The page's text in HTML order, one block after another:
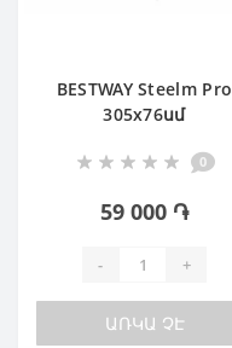
BESTWAY Steelm Pro
305х76սմ
0
59 000 ֏
- +
ԱՌԿԱ ՉԷ